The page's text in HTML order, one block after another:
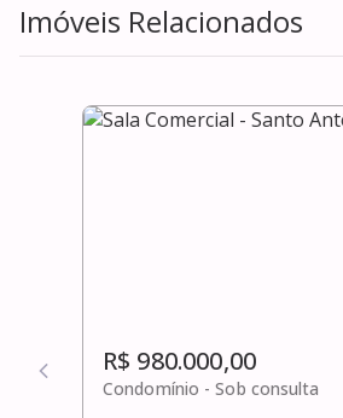
Imóveis Relacionados
R$ 980.000,00
Condomínio -Sob consulta